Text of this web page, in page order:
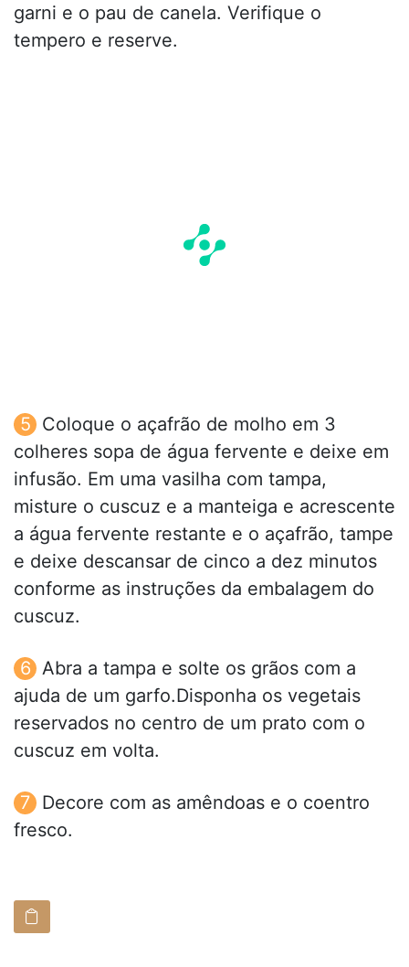
garni e o pau de canela. Verifique o
tempero e reserve.
Coloque o açafrão de molho em 3
colheres sopa de água fervente e deixe em
infusão. Em uma vasilha com tampa,
misture o cuscuz e a manteiga e acrescente
a água fervente restante e o açafrão, tampe
e deixe descansar de cinco a dez minutos
conforme as instruções da embalagem do
cuscuz.
Abra a tampa e solte os grãos com a
ajuda de um garfo.Disponha os vegetais
reservados no centro de um prato com o
cuscuz em volta.
Decore com as amêndoas e o coentro
fresco.